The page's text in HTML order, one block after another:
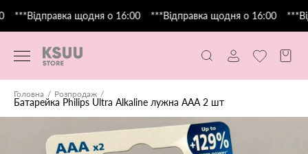
***Відправка щодня о 16:00 ***Відправка щодня о 16:00
Головна Розпродаж
Батарейка Philips Ultra Alkaline лужна ААА 2 шт